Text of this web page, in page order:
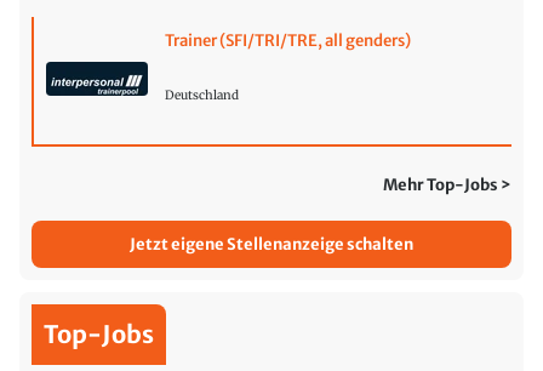
Trainer (SFI/TRI/TRE, all genders)
Deutschland
Mehr Top-Jobs >
Jetzt eigene Stellenanzeige schalten
Top-Jobs